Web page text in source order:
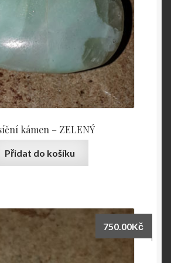
kámen – ZELENÝ
Přidat do košíku
750.00Kč